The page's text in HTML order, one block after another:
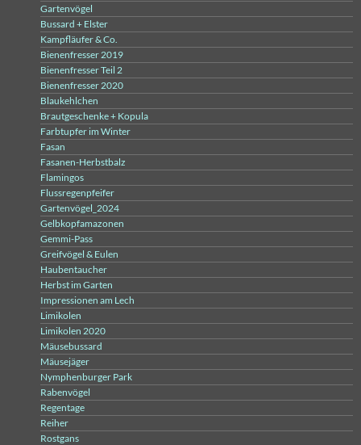
Gartenvögel
Bussard + Elster
Kampfläufer & Co.
Bienenfresser 2019
Bienenfresser Teil 2
Bienenfresser 2020
Blaukehlchen
Brautgeschenke + Kopula
Farbtupfer im Winter
Fasan
Fasanen-Herbstbalz
Flamingos
Flussregenpfeifer
Gartenvögel_2024
Gelbkopfamazonen
Gemmi-Pass
Greifvögel & Eulen
Haubentaucher
Herbst im Garten
Impressionen am Lech
Limikolen
Limikolen 2020
Mäusebussard
Mäusejäger
Nymphenburger Park
Rabenvögel
Regentage
Reiher
Rostgans